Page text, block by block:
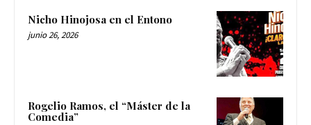
Nicho Hinojosa en el Entono
junio 26, 2026
Rogelio Ramos, el “Máster de la
Comedia”